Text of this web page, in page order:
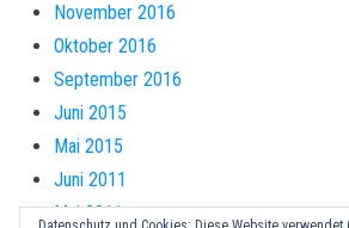
November 2016
Oktober 2016
September 2016
Juni 2015
Mai 2015
Juni 2011
Mai 2011